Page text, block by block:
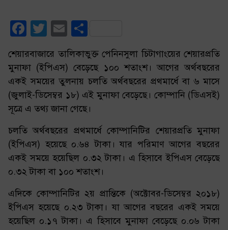
Facebook
TwitterEmail
শেয়ারবাজারে তালিকাভুক্ত পেনিনসুলা চিটাগাংয়ের শেয়ারপ্রতি
মুনাফা (ইপিএস) বেড়েছে ১০০ শতাংশ। আগের অর্থবছরের
একই সময়ের তুলনায় চলতি অর্থবছরের প্রথমার্ধে বা ৬ মাসে
(জুলাই-ডিসেম্বর ১৮) এই মুনাফা বেড়েছে। কোম্পানি (ডিএসই)
সূত্রে এ তথ্য জানা গেছে।
চলতি অর্থবছরের প্রথমার্ধে কোম্পানিটির শেয়ারপ্রতি মুনাফা
(ইপিএস) হয়েছে ০.৬৪ টাকা। যার পরিমাণ আগের বছরের
একই সময়ে হয়েছিল ০.৩২ টাকা। এ হিসাবে ইপিএস বেড়েছে
০.৩২ টাকা বা ১০০ শতাংশ।
এদিকে কোম্পানিটির ২য় প্রান্তিকে (অক্টোবর-ডিসেম্বর ২০১৮)
ইপিএস হয়েছে ০.২৩ টাকা। যা আগের বছরের একই সময়ে
হয়েছিল ০.১৭ টাকা। এ হিসাবে মুনাফা বেড়েছে ০.০৬ টাকা